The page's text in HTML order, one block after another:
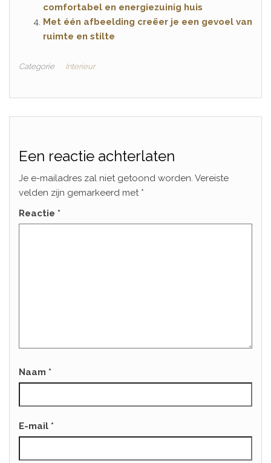
comfortabel en energiezuinig huis
Met één afbeelding creëer je een gevoel van
ruimte en stilte
Categorie Interieur
Een reactie achterlaten
Je e-mailadres zal niet getoond worden. Vereiste
velden zijn gemarkeerd met *
Reactie *
Naam *
E-mail *